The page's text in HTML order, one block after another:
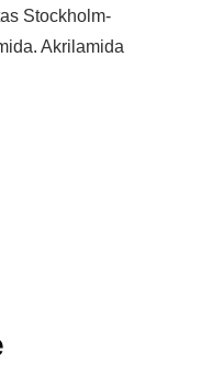
Stockholm-
Akrilamida